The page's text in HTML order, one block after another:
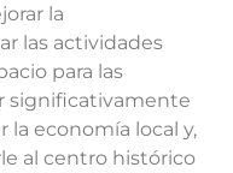
la
las actividades
para las
significativamente
la economía local y,
al centro histórico